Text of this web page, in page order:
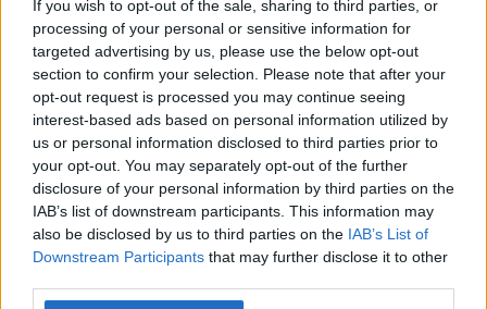
If you wish to opt-out of the sale, sharing to third parties, or
processing of your personal or sensitive information for
targeted advertising by us, please use the below opt-out
section to confirm your selection. Please note that after your
opt-out request is processed you may continue seeing
interest-based ads based on personal information utilized by
us or personal information disclosed to third parties prior to
your opt-out. You may separately opt-out of the further
disclosure of your personal information by third parties on the
IAB’s list of downstream participants. This information may
also be disclosed by us to third parties on the IAB’s List of
Downstream Participants that may further disclose it to other
⚡️ The plane that crashed in Kazakhstan was
shot down by the russian Pantsir missile
system from the territory of russia, reports
the head of the Ukrainian Main Intelligence
Department Kyrylo Budanov.
Join the fundraising for the Armed Forces of
Ukraine:
💸 PayPal…pic.twitter.com/cYAK3Ygdoi
— BLYSKAVKA (@blyskavka_ua)December 27, 2024